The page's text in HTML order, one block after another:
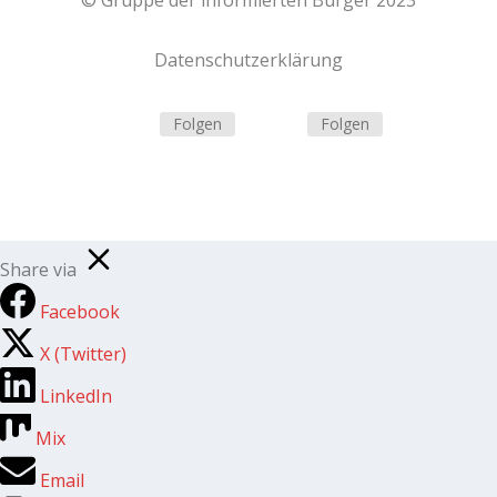
Datenschutzerklärung
Folgen Folgen
Share via
Facebook
X (Twitter)
LinkedIn
Mix
Email